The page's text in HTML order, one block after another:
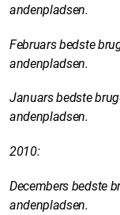
andenpladsen.
Februars bedste
andenpladsen.
Januars bedste
andenpladsen.
2010:
Decembers bedste
andenpladsen.